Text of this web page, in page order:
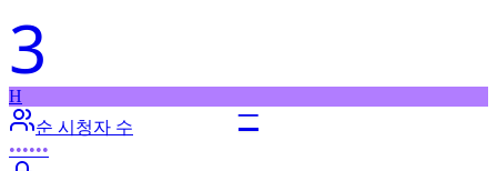
3
–
H
순 시청자 수
••••••